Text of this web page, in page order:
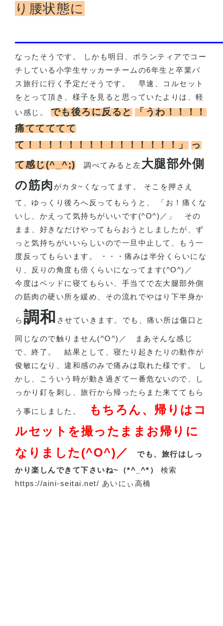
り腰状態に
なったそうです。 しかも明日、ボランティアでコー
チしている小学生サッカーチームの6年生と卒業バ
ス旅行に行く予定だそうです。
早速、コルセット
をとって頂き、様子を見ると思っていたよりは、軽
い感じ。 でも後ろに反ると 「うわ！！！！
痛ててててて
て！！！！！！！！！！！！！！！」 っ
て感じ(^_^;)
調べてみると左 大腿部外側
の筋肉 がカタ~ くなってます。 そこを押さえ
て、ゆっくり後ろへ反ってもらうと、 「お！痛くな
いし、かえって気持ちがいいです (^O^) ／」
その
まま、好きなだけやってもらおうとしましたが、ず
っと気持ちがいいらしいので一旦中止して、もう一
度反ってもらいます。 ・・・痛みは半分くらいにな
り、反りの角度も倍くらいになってます(^O^) ／
今度はベッドに寝てもらい、手当てで左大腿部外側
の筋肉の硬い所を緩め、その流れでやはり下半身か
ら 調和 させていきます。でも、痛い所は傷口と
同じなので触りません(^O^) ／
まあそんな感じ
で、終了。
結果として、寝たり起きたりの動作が
俊敏になり、違和感のみで痛みは取れた様です。 し
かし、こういう時が動き過ぎて一番危ないので、し
っかり釘を刺し、旅行から帰ったらまた来ててもら
う事にしました。
もちろん、帰りはコ
ルセットを撮ったままお帰りに
なりました(^O^)／
でも、旅行はしっ
かり楽しんできて下さいね~（*^_^*）
検索
https://aini-seitai.net/ あいにぃ高橋